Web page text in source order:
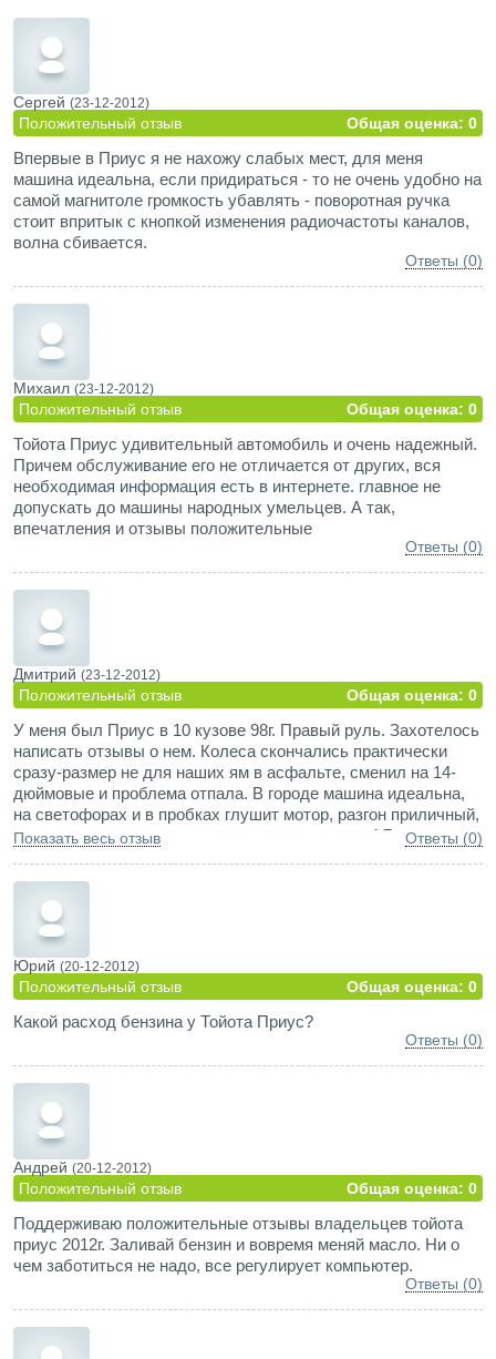
Сергей (23-12-2012)
Положительный отзыв Общая оценка: 0
Впервые в Приус я не нахожу слабых мест, для меня
машина идеальна, если придираться - то не очень удобно на
самой магнитоле громкость убавлять - поворотная ручка
стоит впритык с кнопкой изменения радиочастоты каналов,
волна сбивается.
Ответы (0)
Михаил (23-12-2012)
Положительный отзыв Общая оценка: 0
Тойота Приус удивительный автомобиль и очень надежный.
Причем обслуживание его не отличается от других, вся
необходимая информация есть в интернете. главное не
допускать до машины народных умельцев. А так,
впечатления и отзывы положительные
Ответы (0)
Дмитрий (23-12-2012)
Положительный отзыв Общая оценка: 0
У меня был Приус в 10 кузове 98г. Правый руль. Захотелось
написать отзывы о нем. Колеса скончались практически
сразу-размер не для наших ям в асфальте, сменил на 14-
дюймовые и проблема отпала. В городе машина идеальна,
на светофорах и в пробках глушит мотор, разгон приличный,
управляемость отменная, радиус разворота в 4,7 мерта
вписаться. Климат-контроль-фича, к которой быстро
привыкаешь и без нее уже некомфортно, сиденья удобнее в
100 раз, чем на отечественных, но недостатки все же есть:
отсутствуют регулируемые подпоры под спину, в 10-м
кузове само сиденье коротковатое (как бы не скатиться), в
20-м кузове сиденья гораздо удобнее, по длине "выросло",
подпоры под спину появились, но нерегулируемые. Особое
отношение машина вызывает своими тормозами-педаль
требует очень аккуратного обращения: чуть передавил и
машина замедляется так, что можно слететь с седушки
Показать весь отзыв Ответы (0)
Юрий (20-12-2012)
Положительный отзыв Общая оценка: 0
Какой расход бензина у Тойота Приус?
Ответы (0)
Андрей (20-12-2012)
Положительный отзыв Общая оценка: 0
Поддерживаю положительные отзывы владельцев тойота
приус 2012г. Заливай бензин и вовремя меняй масло. Ни о
чем заботиться не надо, все регулирует компьютер.
Ответы (0)